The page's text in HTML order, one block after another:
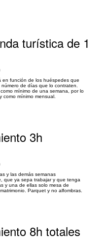
turística de 1
en función de los huéspedes que
de días que lo contraten.
mínimo de una semana, por lo
como mínimo mensual.
3h
y las demás semanas
que ya sepa trabajar y que tenga
y una de ellas solo mesa de
Parquet y no alfombras.
8h totales